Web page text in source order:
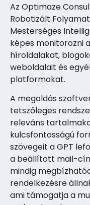
Az Optimaze
Robotizált
Mesterséges
képes monitorozni
híroldalakat,
weboldalait és
platformokat.
A megoldás
tetszőleges
releváns
kulcsfontosságú
szövegeit a GPT
a beállított mail-
mindig
rendelkezésre
ami támogatja a